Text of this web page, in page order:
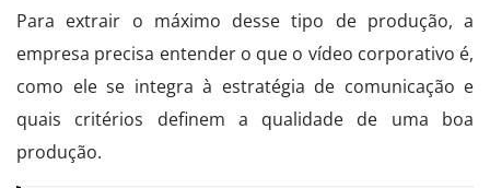
Para extrair o máximo desse tipo de produção, a
empresa precisa entender o que o vídeo corporativo é,
como ele se integra à estratégia de comunicação e
quais critérios definem a qualidade de uma boa
produção.